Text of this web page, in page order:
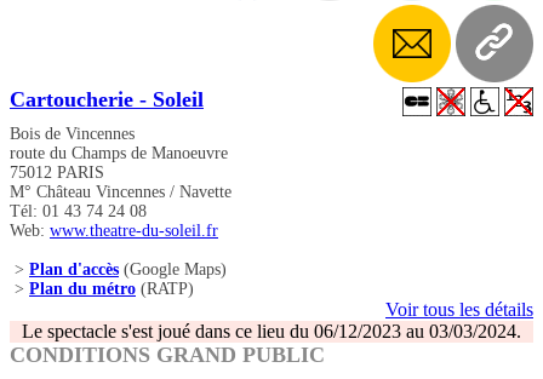
Cartoucherie - Soleil
Bois de Vincennes
route du Champs de Manoeuvre
75012 PARIS
M° Château Vincennes / Navette
Tél: 01 43 74 24 08
Web: www.theatre-du-soleil.fr
> Plan d'accès (Google Maps)
> Plan du métro (RATP)
Voir tous les détails
Le spectacle s'est joué dans ce lieu du 06/12/2023 au 03/03/2024.
CONDITIONS GRAND PUBLIC